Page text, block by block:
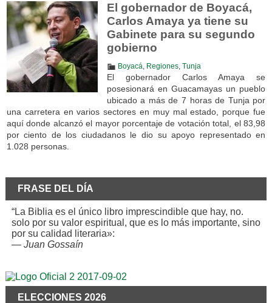
El gobernador de Boyacá,
Carlos Amaya ya tiene su
Gabinete para su segundo
gobierno
Boyacá Regiones, Tunja
El gobernador Carlos Amaya se
posesionará en Guacamayas un pueblo
ubicado a más de 7 horas de Tunja por
una carretera en varios sectores en muy mal estado, porque fue
aquí donde alcanzó el mayor porcentaje de votación total, el 83,98
por ciento de los ciudadanos le dio su apoyo representado en
1.028 personas.
FRASE DEL DÍA
“La Biblia es el único libro imprescindible que hay, no.
solo por su valor espiritual, que es lo más importante, sino
por su calidad literaria»:
— Juan Gossaín
ELECCIONES 2026